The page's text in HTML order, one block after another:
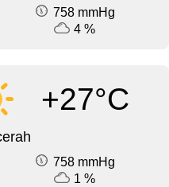
758 mmHg
4 %
+27°C
758 mmHg
1 %